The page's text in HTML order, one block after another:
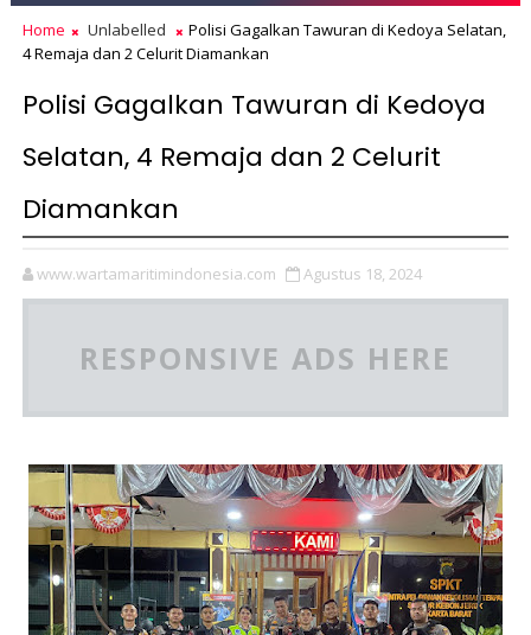
Home Unlabelled
Polisi Gagalkan Tawuran di Kedoya Selatan,
4 Remaja dan 2 Celurit Diamankan
Polisi Gagalkan Tawuran di Kedoya
Selatan, 4 Remaja dan 2 Celurit
Diamankan
www.wartamaritimindonesia.com Agustus 18, 2024
RESPONSIVE ADS HERE